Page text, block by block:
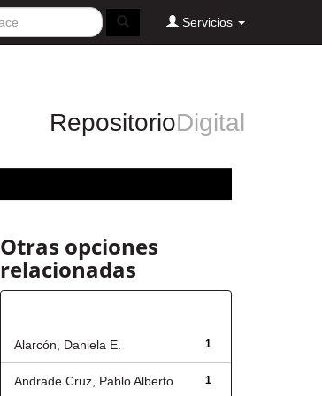
Servicios
RepositorioDigital
Otras opciones
relacionadas
1
Alarcón, Daniela E.
1
Andrade Cruz, Pablo Alberto